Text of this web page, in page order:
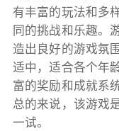
有丰富的玩法和多
同的挑战和乐趣。
造出良好的游戏氛
适中，适合各个年
富的奖励和成就系
总的来说，该游戏
一试。